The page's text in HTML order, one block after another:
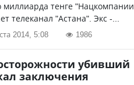
тенге "Нацкомпании
телеканал "Астана". Экс -...
2014, 5:08 1986
убивший
заключения